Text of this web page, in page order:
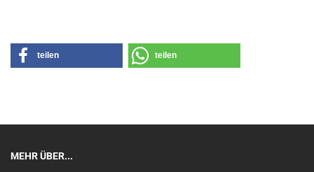
teilen teilen
MEHR ÜBER...